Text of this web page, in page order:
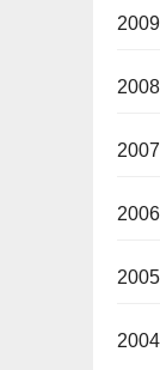
2009
2008
2007
2006
2005
2004